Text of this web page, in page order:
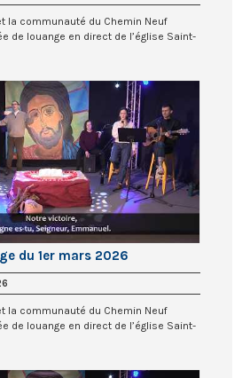
la communauté du Chemin Neuf
de louange en direct de l’église Saint-
du 1er mars 2026
la communauté du Chemin Neuf
de louange en direct de l’église Saint-